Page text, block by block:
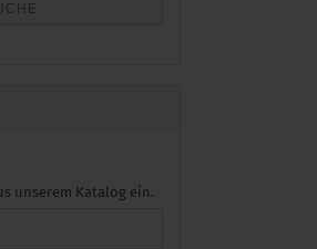
unserem Katalog ein.